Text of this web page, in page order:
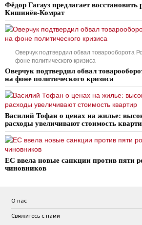
Фёдор Гагауз предлагает
Кишинёв-Комрат
Оверчук подтвердил обвал товарооборота
фоне политического кризиса
Оверчук подтвердил обвал
на фоне политического кризиса
Василий Тофан о ценах на жилье:
расходы увеличивают стоимость
ЕС ввела новые санкции против пяти
чиновников
О нас
Свяжитесь с нами